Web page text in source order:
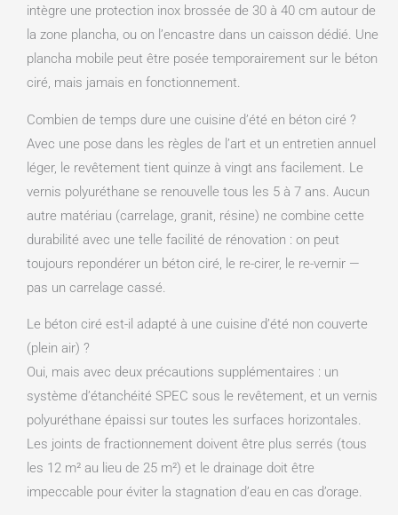
intègre une protection inox brossée de 30 à 40 cm autour de
la zone plancha, ou on l’encastre dans un caisson dédié. Une
plancha mobile peut être posée temporairement sur le béton
ciré, mais jamais en fonctionnement.
Combien de temps dure une cuisine d’été en béton ciré ?
Avec une pose dans les règles de l’art et un entretien annuel
léger, le revêtement tient quinze à vingt ans facilement. Le
vernis polyuréthane se renouvelle tous les 5 à 7 ans. Aucun
autre matériau (carrelage, granit, résine) ne combine cette
durabilité avec une telle facilité de rénovation : on peut
toujours repondérer un béton ciré, le re-cirer, le re-vernir —
pas un carrelage cassé.
Le béton ciré est-il adapté à une cuisine d’été non couverte
(plein air) ?
Oui, mais avec deux précautions supplémentaires : un
système d’étanchéité SPEC sous le revêtement, et un vernis
polyuréthane épaissi sur toutes les surfaces horizontales.
Les joints de fractionnement doivent être plus serrés (tous
les 12 m² au lieu de 25 m²) et le drainage doit être
impeccable pour éviter la stagnation d’eau en cas d’orage.